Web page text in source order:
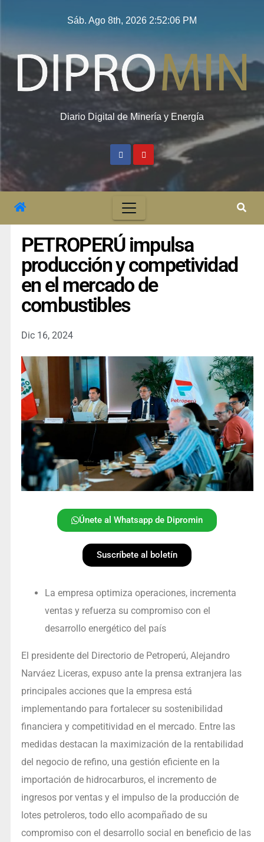
Sáb. Ago 8th, 2026 2:52:07 PM
Diario Digital de Minería y Energía
PETROPERÚ impulsa
producción y competividad
en el mercado de
combustibles
Dic 16, 2024
Únete al Whatsapp de Dipromin
Suscríbete al boletín
La empresa optimiza operaciones, incrementa
ventas y refuerza su compromiso con el
desarrollo energético del país
El presidente del Directorio de Petroperú, Alejandro
Narváez Liceras, expuso ante la prensa extranjera las
principales acciones que la empresa está
implementando para fortalecer su sostenibilidad
financiera y competitividad en el mercado. Entre las
medidas destacan la maximización de la rentabilidad
del negocio de refino, una gestión eficiente en la
importación de hidrocarburos, el incremento de
ingresos por ventas y el impulso de la producción de
lotes petroleros, todo ello acompañado de su
compromiso con el desarrollo social en beneficio de las